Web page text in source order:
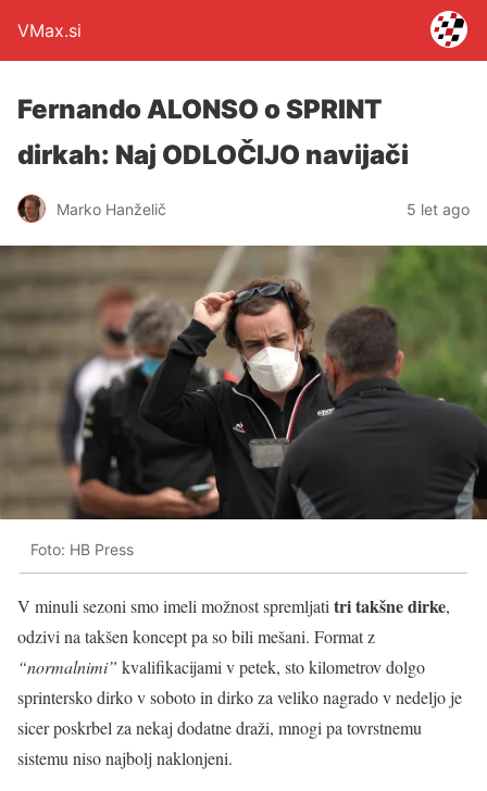
VMax.si
Fernando ALONSO o SPRINT
dirkah: Naj ODLOČIJO navijači
Marko Hanželič 5 let ago
Foto: HB Press
V minuli sezoni smo imeli možnost spremljati tri takšne dirke,
odzivi na takšen koncept pa so bili mešani. Format z
“normalnimi” kvalifikacijami v petek, sto kilometrov dolgo
sprintersko dirko v soboto in dirko za veliko nagrado v nedeljo je
sicer poskrbel za nekaj dodatne draži, mnogi pa tovrstnemu
sistemu niso najbolj naklonjeni.